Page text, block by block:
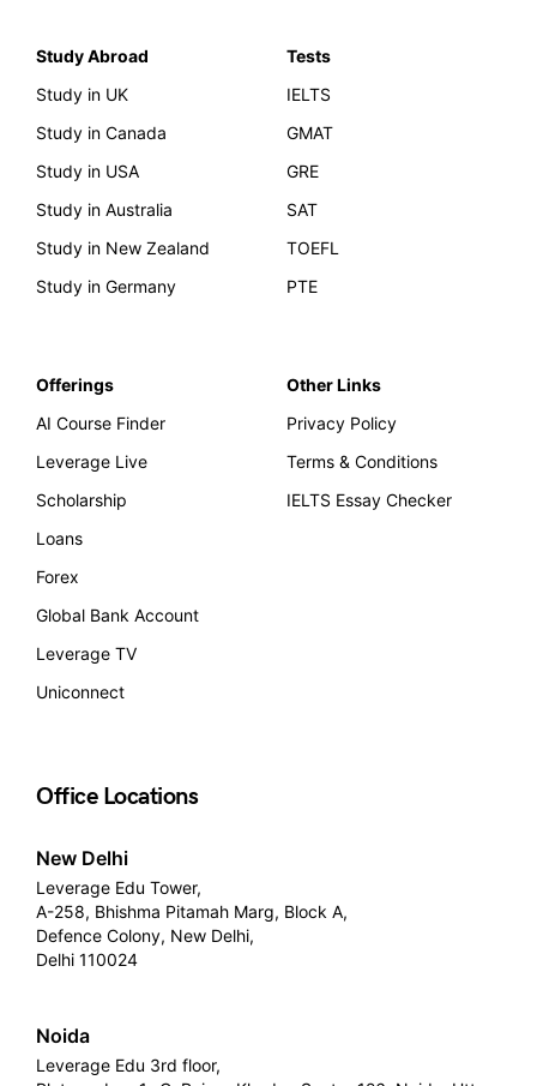
Study Abroad
Study in UK
Study in Canada
Study in USA
Study in Australia
Study in New Zealand
Study in Germany
Tests
IELTS
GMAT
GRE
SAT
TOEFL
PTE
Offerings
AI Course Finder
Leverage Live
Scholarship
Loans
Forex
Global Bank Account
Leverage TV
Uniconnect
Other Links
Privacy Policy
Terms & Conditions
IELTS Essay Checker
Office Locations
New Delhi
Leverage Edu Tower,
A-258, Bhishma Pitamah Marg, Block A,
Defence Colony, New Delhi,
Delhi 110024
Noida
Leverage Edu 3rd floor,